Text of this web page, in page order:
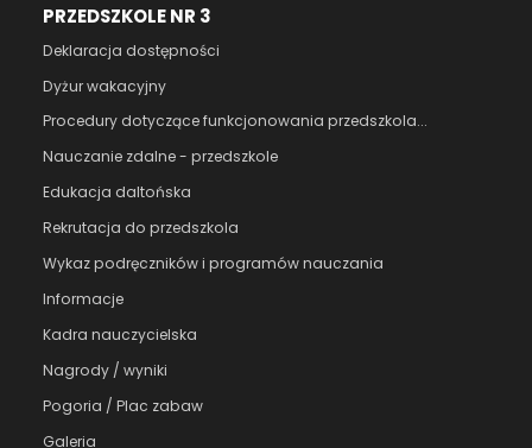
PRZEDSZKOLE NR 3
Deklaracja dostępności
Dyżur wakacyjny
Procedury dotyczące funkcjonowania przedszkola...
Nauczanie zdalne - przedszkole
Edukacja daltońska
Rekrutacja do przedszkola
Wykaz podręczników i programów nauczania
Informacje
Kadra nauczycielska
Nagrody / wyniki
Pogoria / Plac zabaw
Galeria